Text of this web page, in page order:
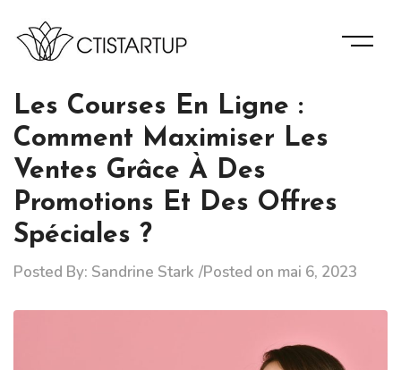
content
Les Courses En Ligne :
Comment Maximiser Les
Ventes Grâce À Des
Promotions Et Des Offres
Spéciales ?
Posted By: Sandrine Stark Posted on mai 6, 2023